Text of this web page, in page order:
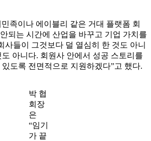
족이나 에이블리 같은 거대 플랫폼 회
되는 시간에 산업을 바꾸고 기업 가치를
사들이 그것보다 덜 열심히 한 것도 아니
아니다. 회원사 안에서 성공 스토리를
도록 전면적으로 지원하겠다”고 했다.
박 협
회장
은
“임기
가 끝